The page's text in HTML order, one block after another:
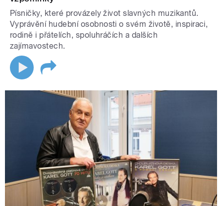
Písničky, které provázely život slavných muzikantů.
Vyprávění hudební osobnosti o svém životě, inspiraci,
rodině i přátelích, spoluhráčích a dalších
zajímavostech.